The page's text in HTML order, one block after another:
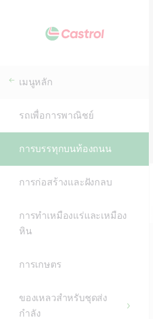
เมนูหลัก
รถเพื่อการพาณิชย์
การบรรทุกบนท้องถนน
การก่อสร้างและฝังกลบ
การทำเหมืองแร่และเหมือง
หิน
การเกษตร
ของเหลวสำหรับชุดส่ง
กำลัง